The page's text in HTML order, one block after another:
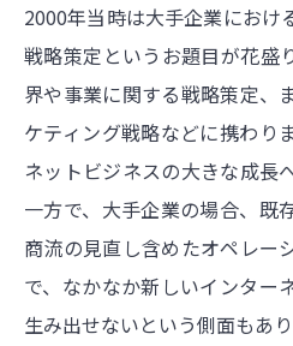
2000年当時は大手企業におけ
戦略策定というお題目が花盛
界や事業に関する戦略策定、
ケティング戦略などに携わり
ネットビジネスの大きな成長
一方で、大手企業の場合、既
商流の見直し含めたオペレー
で、なかなか新しいインター
生み出せないという側面もあり